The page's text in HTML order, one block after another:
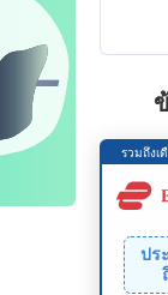
รวมถึงเ
ปร